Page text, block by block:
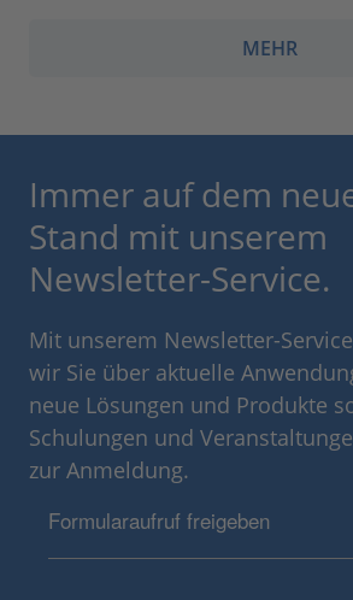
MEHR
Immer auf dem
Stand mit unserem
Newsletter-Service.
Mit unserem Newsletter-
wir Sie über aktuelle
neue Lösungen und Produkte
Schulungen und
zur Anmeldung.
Formularaufruf freigeben